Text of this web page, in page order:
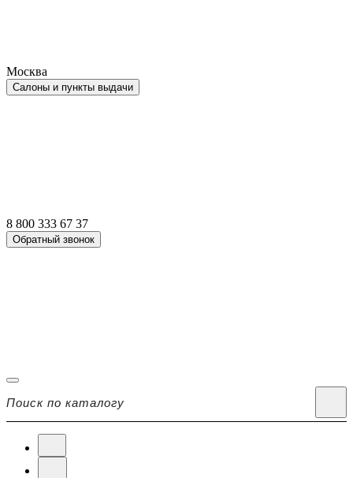
Москва
Салоны и пункты выдачи
8 800 333 67 37
Обратный звонок